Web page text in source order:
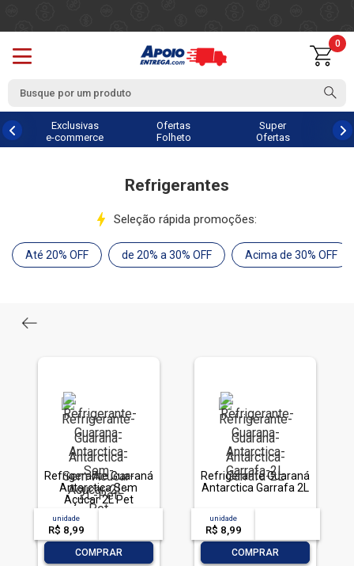
0
Exclusivas
e-commerce
Ofertas
Folheto
Super
Ofertas
Refrigerantes
Seleção rápida promoções:
Até 20% OFF de 20% a 30% OFF Acima de 30% OFF
Refrigerante Guaraná
Antarctica Sem
Açúcar 2L Pet
unidade
R$ 8,99
COMPRAR
Refrigerante Guaraná
Antarctica Garrafa 2L
unidade
R$ 8,99
COMPRAR